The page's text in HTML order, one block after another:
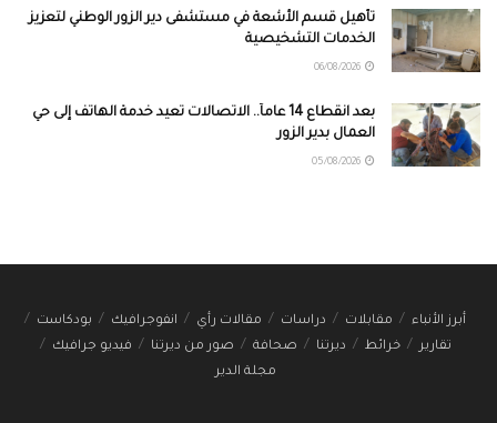
تأهيل قسم الأشعة في مستشفى دير الزور الوطني لتعزيز
الخدمات التشخيصية
بعد انقطاع 14 عاماً.. الاتصالات تعيد خدمة الهاتف إلى حي
العمال بدير الزور
أبرز الأنباء مقابلات دراسات مقالات رأي انفوجرافيك
بودكاست
تقارير
خرائط ديرتنا صحافة صور من ديرتنا
فيديو جرافيك
مجلة الدير